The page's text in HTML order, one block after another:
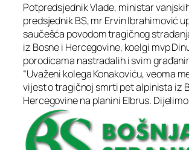
Potpredsjednik Vlade, ministar
predsjednik BS, mr Ervin Ibrahimović
saučešća povodom tragičnog
iz Bosne i Hercegovine, koelgi mvp
porodicama nastradalih i svim
“Uvaženi kolega Konakoviću, veoma
vijest o tragičnoj smrti pet alpinista iz
Hercegovine na planini Elbrus.